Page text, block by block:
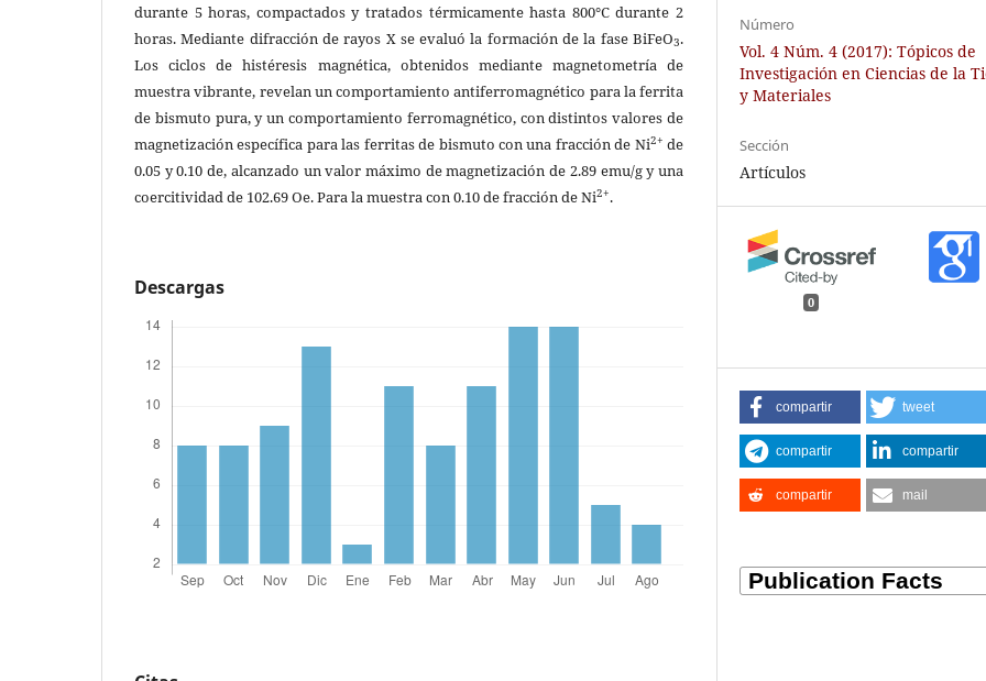
durante 5 horas, compactados y tratados térmicamente hasta 800°C durante 2
horas. Mediante difracción de rayos X se evaluó la formación de la fase BiFeO3.
Los ciclos de histéresis magnética, obtenidos mediante magnetometría de
muestra vibrante, revelan un comportamiento antiferromagnético para la ferrita
de bismuto pura, y un comportamiento ferromagnético, con distintos valores de
magnetización específica para las ferritas de bismuto con una fracción de Ni2+ de
0.05 y 0.10 de, alcanzado un valor máximo de magnetización de 2.89 emu/g y una
coercitividad de 102.69 Oe. Para la muestra con 0.10 de fracción de Ni2+.
Descargas
Número
Vol. 4 Núm. 4 (2017): Tópicos de
Investigación en Ciencias de la
y Materiales
Sección
Artículos
0
compartir tweet
compartir compartir
compartir mail